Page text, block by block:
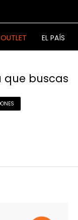
OUTLET EL PAÍS
que buscas